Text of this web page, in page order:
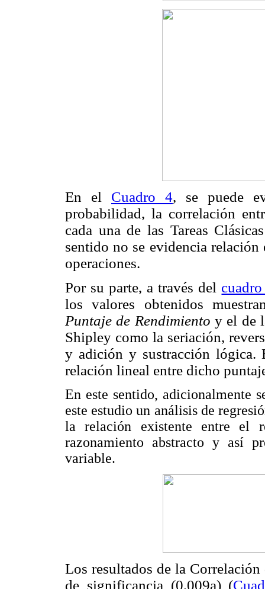
En el Cuadro 4, se puede
probabilidad, la correlación
cada una de las Tareas
sentido no se evidencia relación
operaciones.
Por su parte, a través del
los valores obtenidos
Puntaje de Rendimiento y el de
Shipley como la seriación,
y adición y sustracción lógica.
relación lineal entre dicho
En este sentido, adicionalmente
este estudio un análisis de
la relación existente entre el
razonamiento abstracto y así
variable.
Los resultados de la Correlación
de significancia (0,009a) (